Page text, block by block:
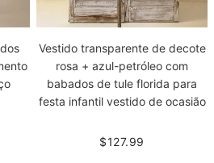
Vestido transparente de decote
rosa + azul-petróleo com
babados de tule florida para
festa infantil vestido de ocasião
$127.99